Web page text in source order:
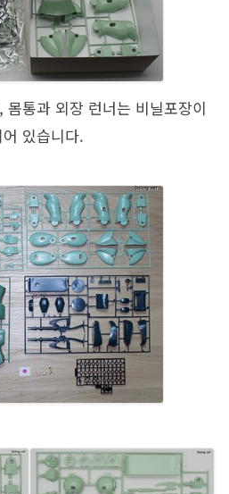
몸통과 외장 런너는 비닐포장이
있습니다.